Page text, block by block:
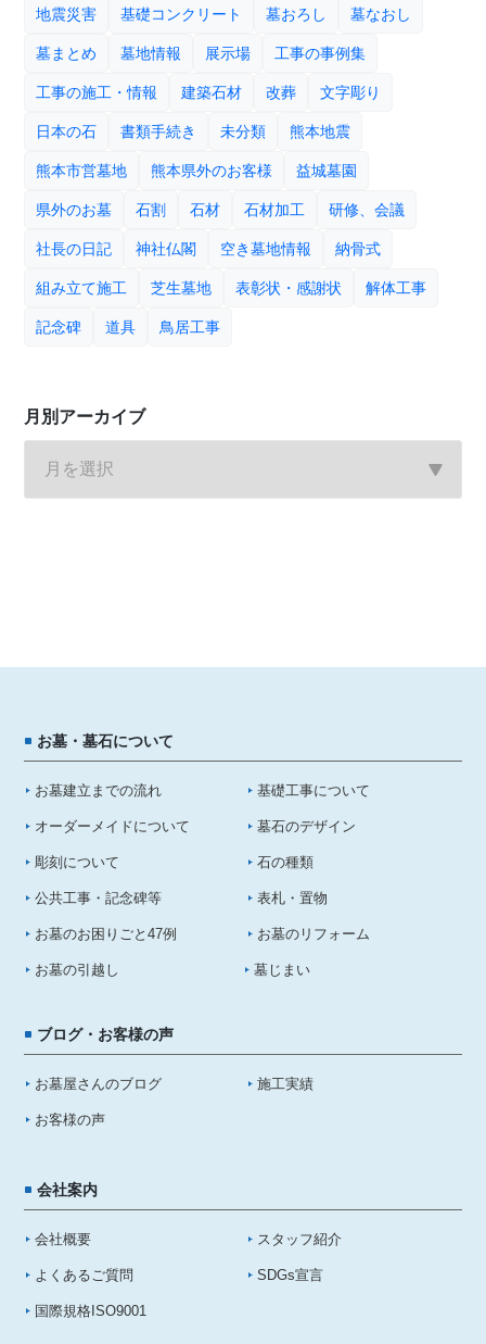
地震災害 基礎コンクリート 墓おろし 墓なおし
墓まとめ 墓地情報 展示場 工事の事例集
工事の施工・情報 建築石材 改葬 文字彫り
日本の石 書類手続き 未分類 熊本地震
熊本市営墓地 熊本県外のお客様 益城墓園
県外のお墓 石割 石材 石材加工 研修、会議
社長の日記 神社仏閣 空き墓地情報 納骨式
組み立て施工 芝生墓地 表彰状・感謝状 解体工事
記念碑 道具 鳥居工事
月別アーカイブ
お墓・墓石について
お墓建立までの流れ 基礎工事について
オーダーメイドについて 墓石のデザイン
彫刻について 石の種類
公共工事・記念碑等 表札・置物
お墓のお困りごと47例 お墓のリフォーム
お墓の引越し 墓じまい
ブログ・お客様の声
お墓屋さんのブログ 施工実績
お客様の声
会社案内
会社概要 スタッフ紹介
よくあるご質問 SDGs宣言
国際規格ISO9001